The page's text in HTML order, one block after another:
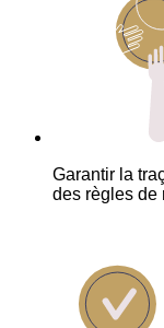
Garantir la
des règles de